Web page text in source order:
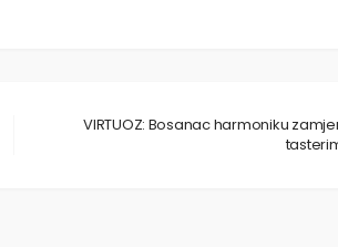
VIRTUOZ: Bosanac harmoniku